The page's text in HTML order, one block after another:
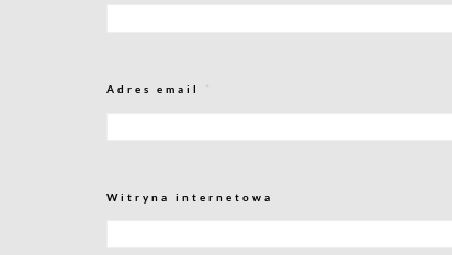
Adres email *
Witryna internetowa